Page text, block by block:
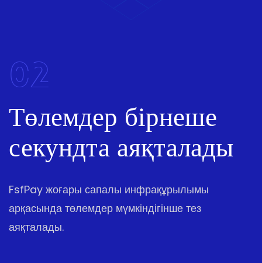
02
Төлемдер бірнеше
секундта аяқталады
FsfPay жоғары сапалы инфрақұрылымы
арқасында төлемдер мүмкіндігінше тез
аяқталады.